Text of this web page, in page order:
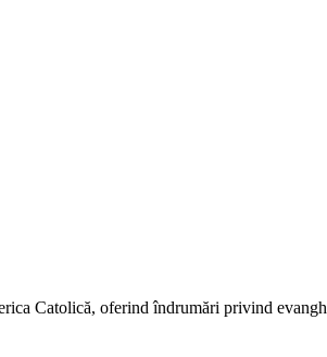
Catolică, oferind îndrumări privind